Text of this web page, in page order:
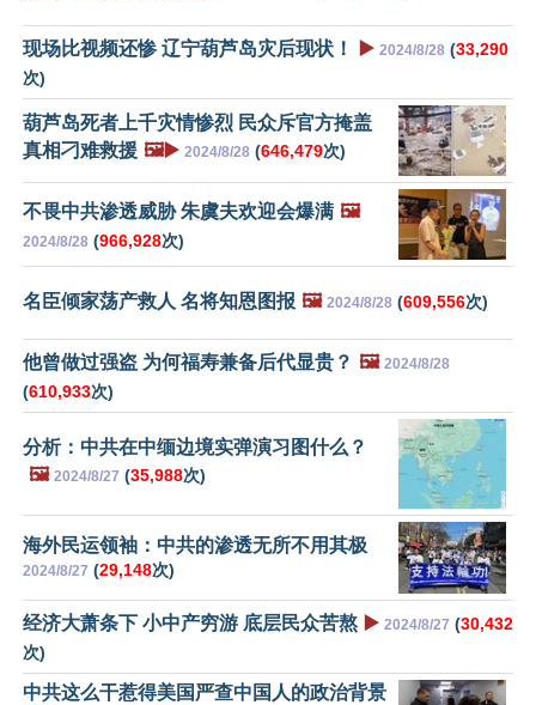
现场比视频还惨 辽宁葫芦岛灾后现状！ ▶️ 2024/8/28 (33,290
次)
葫芦岛死者上千灾情惨烈 民众斥官方掩盖
真相刁难救援 🖼️▶️ 2024/8/28 (646,479次)
不畏中共渗透威胁 朱虞夫欢迎会爆满 🖼️
2024/8/28 (966,928次)
名臣倾家荡产救人 名将知恩图报 🖼️ 2024/8/28 (609,556次)
他曾做过强盗 为何福寿兼备后代显贵？ 🖼️ 2024/8/28
(610,933次)
分析：中共在中缅边境实弹演习图什么？
🖼️ 2024/8/27 (35,988次)
海外民运领袖：中共的渗透无所不用其极
2024/8/27 (29,148次)
经济大萧条下 小中产穷游 底层民众苦熬 ▶️ 2024/8/27 (30,432
次)
中共这么干惹得美国严查中国人的政治背景